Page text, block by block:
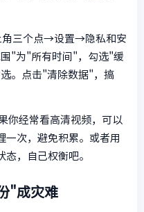
角三个点→设置→隐私和安
"为"所有时间"，勾选"缓
。点击"清除数据"，搞
你经常看高清视频，可以
一次，避免积累。或者用
，自己权衡吧。
"成灾难